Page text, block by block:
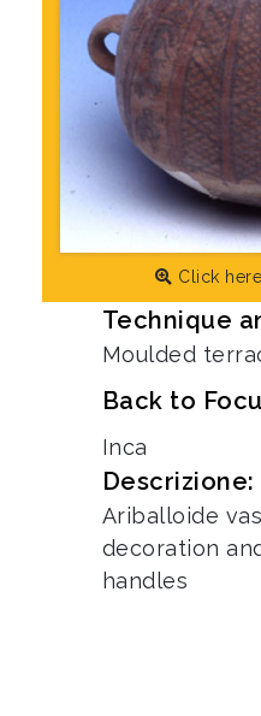
Click
Technique
Moulded
Back to
Inca
Descrizione:
Ariballoide
decoration
handles